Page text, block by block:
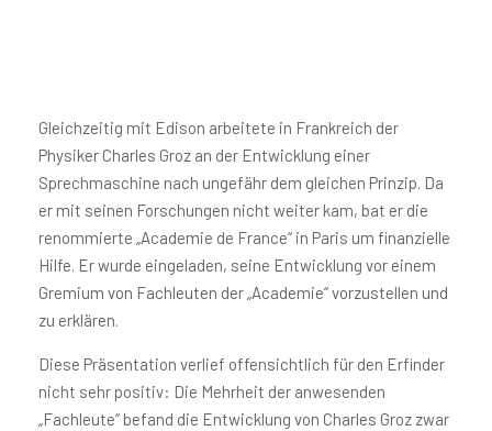
Gleichzeitig mit Edison arbeitete in Frankreich der
Physiker Charles Groz an der Entwicklung einer
Sprechmaschine nach ungefähr dem gleichen Prinzip. Da
er mit seinen Forschungen nicht weiter kam, bat er die
renommierte „Academie de France“ in Paris um finanzielle
Hilfe. Er wurde eingeladen, seine Entwicklung vor einem
Gremium von Fachleuten der „Academie“ vorzustellen und
zu erklären.
Diese Präsentation verlief offensichtlich für den Erfinder
nicht sehr positiv: Die Mehrheit der anwesenden
„Fachleute“ befand die Entwicklung von Charles Groz zwar